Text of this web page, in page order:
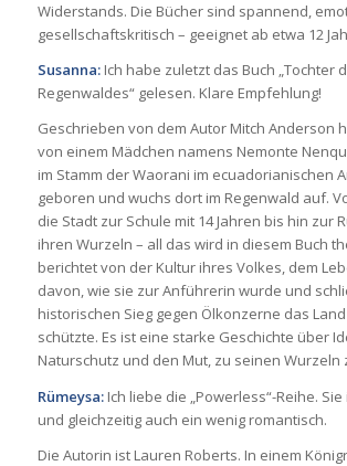
Widerstands. Die Bücher sind spannend,
gesellschaftskritisch – geeignet ab etwa 12
Susanna:Ich habe zuletzt das Buch „Tochter
Regenwaldes“ gelesen. Klare Empfehlung!
Geschrieben von dem Autor Mitch Anderson
von einem Mädchen namens Nemonte
im Stamm der Waorani im ecuadorianischen
geboren und wuchs dort im Regenwald auf.
die Stadt zur Schule mit 14 Jahren bis hin zur
ihren Wurzeln – all das wird in diesem Buch
berichtet von der Kultur ihres Volkes, dem
davon, wie sie zur Anführerin wurde und
historischen Sieg gegen Ölkonzerne das
schützte. Es ist eine starke Geschichte über
Naturschutz und den Mut, zu seinen Wurzeln
Rümeysa:Ich liebe die „Powerless“-Reihe.
und gleichzeitig auch ein wenig romantisch.
Die Autorin ist Lauren Roberts. In einem